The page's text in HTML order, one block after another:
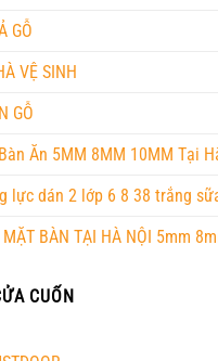
GỖ
VỆ SINH
GỖ
Ăn 5MM 8MM 10MM Tại
lực dán 2 lớp 6 8 38 trắng
MẶT BÀN TẠI HÀ NỘI 5mm
CUỐN